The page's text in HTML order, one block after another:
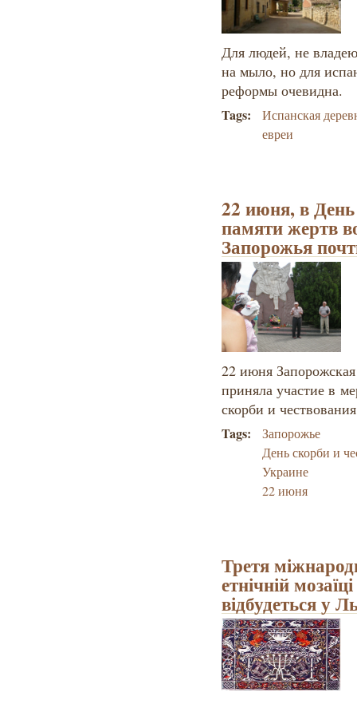
Для людей, не
на мыло, но для
реформы очевидна.
Tags:
Испанская
евреи
22 июня, в День
памяти жертв
Запорожья
22 июня
приняла участие в
скорби и
Tags:
Запорожье
День скорби и
Украине
22 июня
Третя
етнічній
відбудеться у